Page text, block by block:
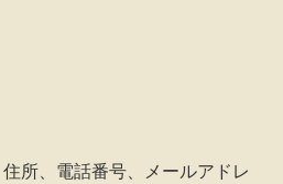
所、電話番号、メールアドレ